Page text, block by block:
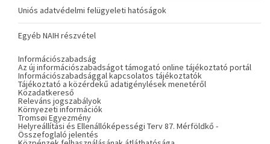
Uniós adatvédelmi felügyeleti hatóságok
Egyéb NAIH részvétel
Információszabadság
Az új információszabadságot támogató online tájékoztató portál
Információszabadsággal kapcsolatos tájékoztatók
Tájékoztató a közérdekű adatigénylések menetéről
Közadatkereső
Releváns jogszabályok
Környezeti információk
Tromsøi Egyezmény
Helyreállítási és Ellenállóképességi Terv 87. Mérföldkő -
Összefoglaló jelentés